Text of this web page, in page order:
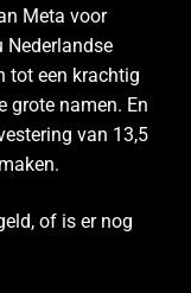
Meta voor
Nederlandse
tot een krachtig
grote namen. En
van 13,5
of is er nog